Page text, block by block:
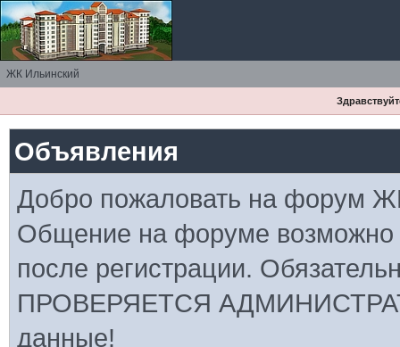
ЖК Ильинский
Объявления
Добро пожаловать на форум
Общение на форуме
после регистрации.
ПРОВЕРЯЕТСЯ
данные!